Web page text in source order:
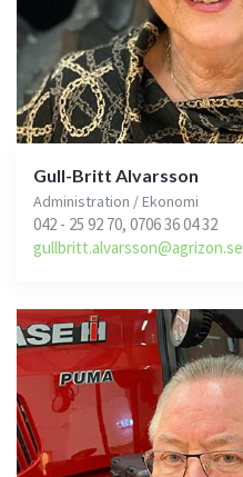
Gull-Britt Alvarsson
Administration / Ekonomi
042 - 25 92 70, 0706 36 04 32
gullbritt.alvarsson@agrizon.se